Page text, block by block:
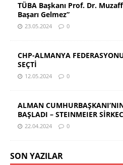
TÜBA Başkanı Prof. Dr.
Başarı Gelmez”
23.05.2024 0
CHP-ALMANYA
SEÇTİ
12.05.2024 0
ALMAN
BAŞLADI – STEINMEIER
22.04.2024 0
SON YAZILAR